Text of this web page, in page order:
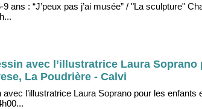
ans : “J’peux pas j’ai musée” / "La sculpture"
avec l’illustratrice Laura
La Poudrière - Calvi
avec l’illustratrice Laura Soprano pour les